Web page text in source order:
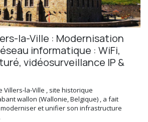
la-Ville : Modernisation
informatique : WiFi,
vidéosurveillance IP &
Villers-la-Ville , site historique
wallon (Wallonie, Belgique) , a fait
moderniser et unifier son infrastructure